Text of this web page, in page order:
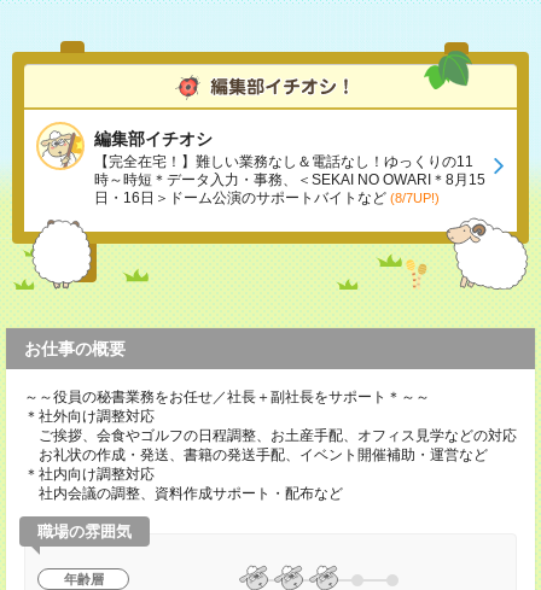
編集部イチオシ
【完全在宅！】難しい業務なし＆電話なし！ゆっくりの11
時～時短＊データ入力・事務、＜SEKAI NO OWARI＊8月15
日・16日＞ドーム公演のサポートバイトなど (8/7UP!)
お仕事の概要
～～役員の秘書業務をお任せ／社長＋副社長をサポート＊～～
＊社外向け調整対応
ご挨拶、会食やゴルフの日程調整、お土産手配、オフィス見学などの対応
お礼状の作成・発送、書籍の発送手配、イベント開催補助・運営など
＊社内向け調整対応
社内会議の調整、資料作成サポート・配布など
職場の雰囲気
年齢層